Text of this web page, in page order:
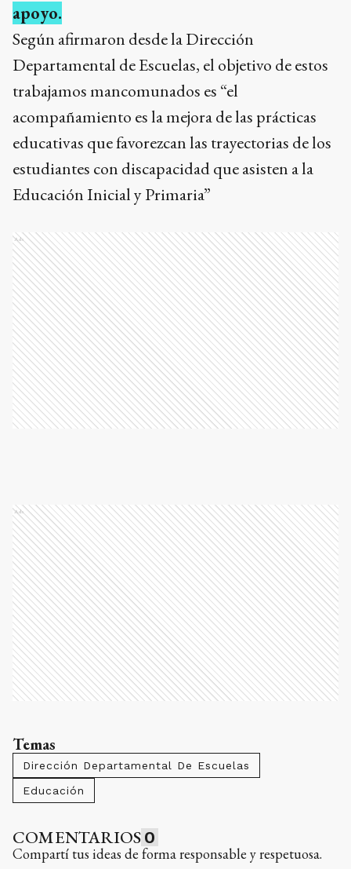
apoyo.
Según afirmaron desde la Dirección
Departamental de Escuelas, el objetivo de estos
trabajamos mancomunados es “el
acompañamiento es la mejora de las prácticas
educativas que favorezcan las trayectorias de los
estudiantes con discapacidad que asisten a la
Educación Inicial y Primaria”
Ads
Ads
Temas
Dirección Departamental De Escuelas
Educación
COMENTARIOS 0
Compartí tus ideas de forma responsable y respetuosa.